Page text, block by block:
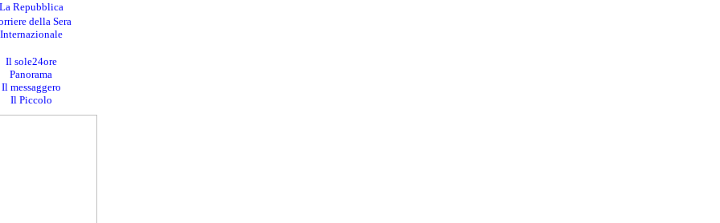
Repubblica
della Sera
Internazionale
Il sole24ore
Panorama
Il messaggero
Il Piccolo